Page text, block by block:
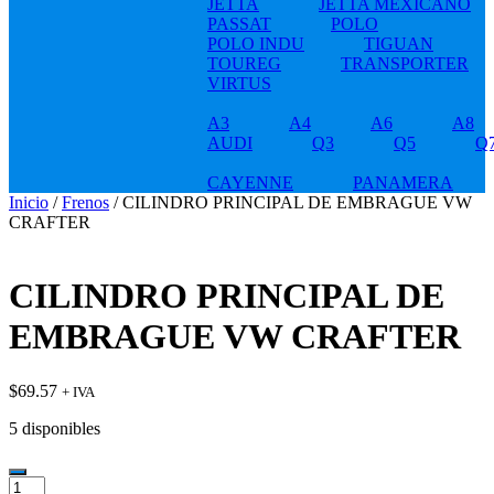
JETTA
JETTA MEXICANO
PASSAT
POLO
POLO INDU
TIGUAN
TOUREG
TRANSPORTER
VIRTUS
A3 A4 A6
A8
AUDI
Q3 Q5
CAYENNE
PANAMERA
Inicio /Frenos / CILINDRO PRINCIPAL DE EMBRAGUE VW
CRAFTER
CILINDRO PRINCIPAL DE
EMBRAGUE VW CRAFTER
$69.57 + IVA
5 disponibles
CILINDRO